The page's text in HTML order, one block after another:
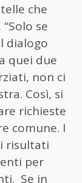
che
se
dialogo
quei due
non ci
Così, si
richieste
comune. I
risultati
per
Se in